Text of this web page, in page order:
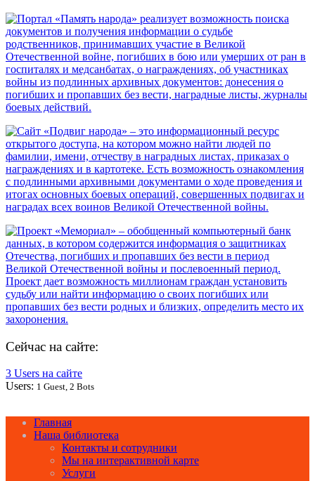
Сейчас на сайте:
3 Users на сайте
Users: 1 Guest, 2 Bots
Главная
Наша библиотека
Контакты и сотрудники
Мы на интерактивной карте
Услуги